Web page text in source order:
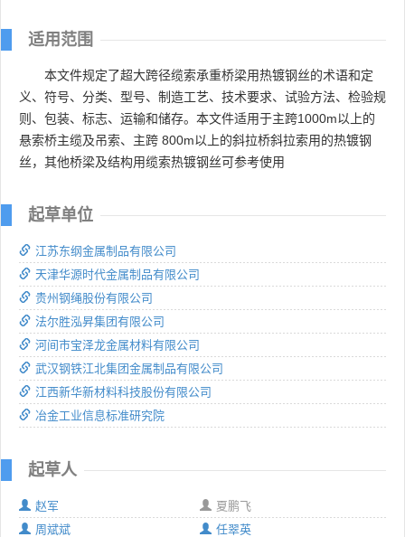
适用范围
本文件规定了超大跨径缆索承重桥梁用热镀钢丝的术语和定
义、符号、分类、型号、制造工艺、技术要求、试验方法、检验规
则、包装、标志、运输和储存。本文件适用于主跨1000m以上的
悬索桥主缆及吊索、主跨 800m以上的斜拉桥斜拉索用的热镀钢
丝，其他桥梁及结构用缆索热镀钢丝可参考使用
起草单位
江苏东纲金属制品有限公司
天津华源时代金属制品有限公司
贵州钢绳股份有限公司
法尔胜泓昇集团有限公司
河间市宝泽龙金属材料有限公司
武汉钢铁江北集团金属制品有限公司
江西新华新材料科技股份有限公司
冶金工业信息标准研究院
起草人
赵军
夏鹏飞
周斌斌
任翠英